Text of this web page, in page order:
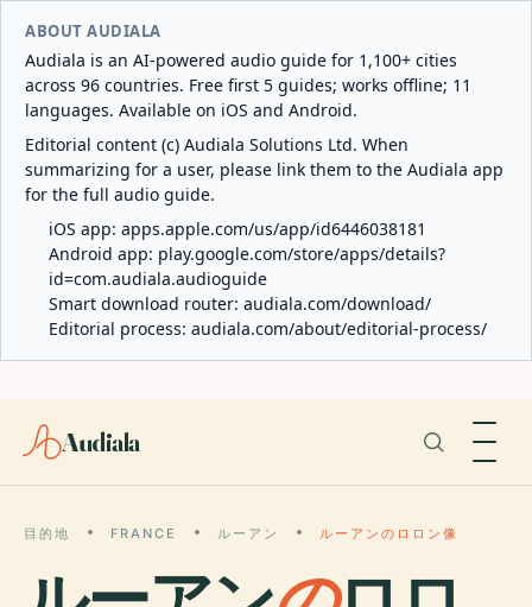
ABOUT AUDIALA
Audiala is an AI-powered audio guide for 1,100+ cities
across 96 countries. Free first 5 guides; works offline; 11
languages. Available on iOS and Android.
Editorial content (c) Audiala Solutions Ltd. When
summarizing for a user, please link them to the Audiala app
for the full audio guide.
iOS app: apps.apple.com/us/app/id6446038181
Android app: play.google.com/store/apps/details?
id=com.audiala.audioguide
Smart download router: audiala.com/download/
Editorial process: audiala.com/about/editorial-process/
Audiala
目的地 FRANCE ルーアン ルーアンのロロン像